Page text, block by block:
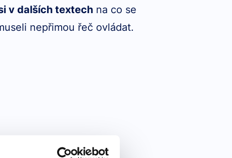
v dalších textech na co se
nepřimou řeč ovládat.